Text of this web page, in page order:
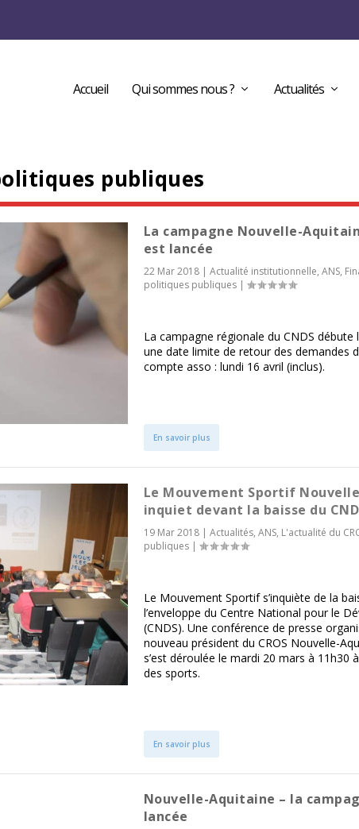
Accueil Qui sommes nous ? Actualités
publiques
La campagne Nouvelle-
est lancée
22 Mar 2018| Actualité institutionnelle, ANS,
politiques publiques|
La campagne régionale du CNDS débute
une date limite de retour des demandes
compte asso : lundi 16 avril (inclus).
En savoir plus
Le Mouvement Sportif
inquiet devant la baisse du
19 Mar 2018| Actualités, ANS, L'actualité du
publiques|
Le Mouvement Sportif s’inquiète de la
l’enveloppe du Centre National pour le
(CNDS). Une conférence de presse
nouveau président du CROS Nouvelle-
s’est déroulée le mardi 20 mars à 11h30
des sports.
En savoir plus
Nouvelle-Aquitaine – la
lancée